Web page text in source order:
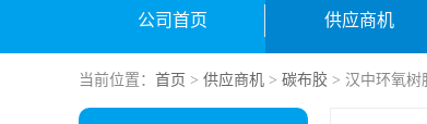
公司首页 供应商机
当前位置： 首页 > 供应商机 > 碳布胶 > 汉中环氧树